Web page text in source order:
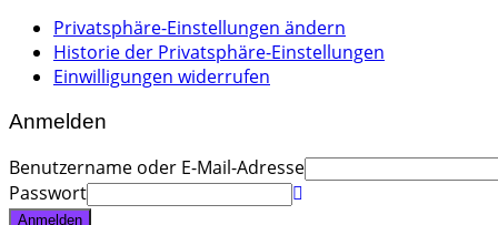
Privatsphäre-Einstellungen ändern
Historie der Privatsphäre-Einstellungen
Einwilligungen widerrufen
Anmelden
Benutzername oder E-Mail-Adresse
Passwort
Anmelden